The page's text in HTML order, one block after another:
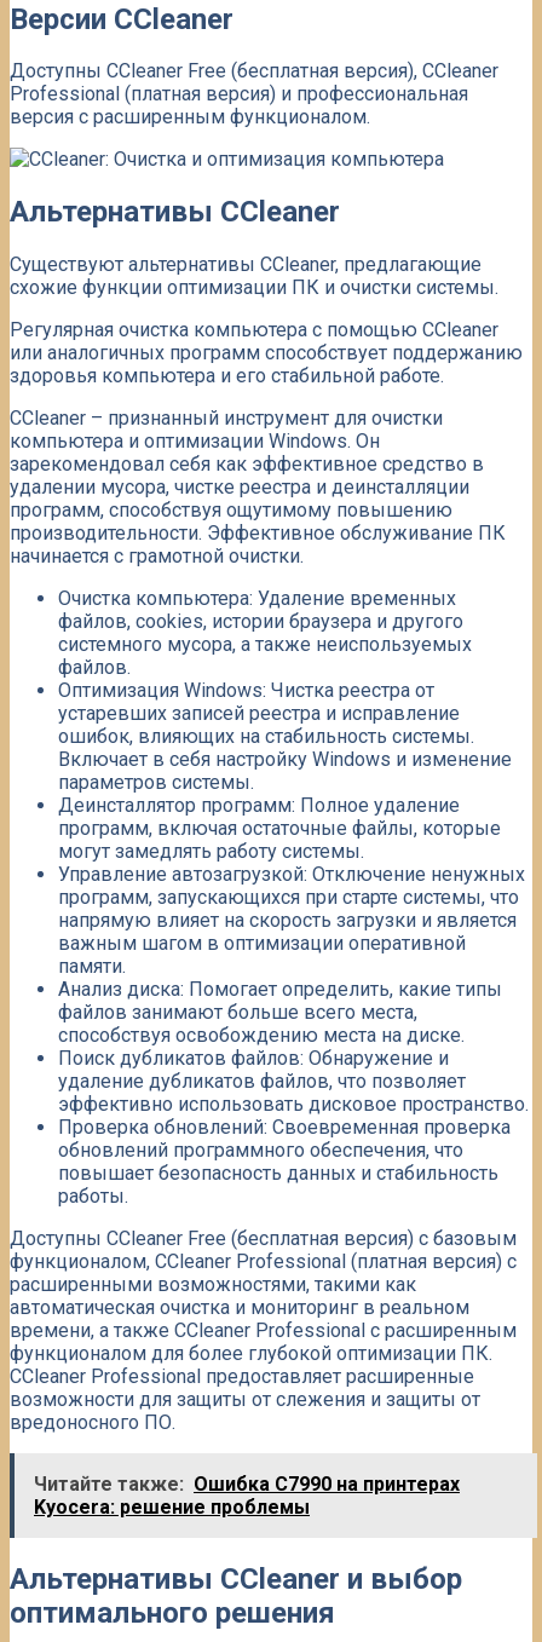
Версии CCleaner
Доступны CCleaner Free (бесплатная версия), CCleaner
Professional (платная версия) и профессиональная
версия с расширенным функционалом.
Альтернативы CCleaner
Существуют альтернативы CCleaner, предлагающие
схожие функции оптимизации ПК и очистки системы.
Регулярная очистка компьютера с помощью CCleaner
или аналогичных программ способствует поддержанию
здоровья компьютера и его стабильной работе.
CCleaner – признанный инструмент для очистки
компьютера и оптимизации Windows. Он
зарекомендовал себя как эффективное средство в
удалении мусора, чистке реестра и деинсталляции
программ, способствуя ощутимому повышению
производительности. Эффективное обслуживание ПК
начинается с грамотной очистки.
Очистка компьютера: Удаление временных
файлов, cookies, истории браузера и другого
системного мусора, а также неиспользуемых
файлов.
Оптимизация Windows: Чистка реестра от
устаревших записей реестра и исправление
ошибок, влияющих на стабильность системы.
Включает в себя настройку Windows и изменение
параметров системы.
Деинсталлятор программ: Полное удаление
программ, включая остаточные файлы, которые
могут замедлять работу системы.
Управление автозагрузкой: Отключение ненужных
программ, запускающихся при старте системы, что
напрямую влияет на скорость загрузки и является
важным шагом в оптимизации оперативной
памяти.
Анализ диска: Помогает определить, какие типы
файлов занимают больше всего места,
способствуя освобождению места на диске.
Поиск дубликатов файлов: Обнаружение и
удаление дубликатов файлов, что позволяет
эффективно использовать дисковое пространство.
Проверка обновлений: Своевременная проверка
обновлений программного обеспечения, что
повышает безопасность данных и стабильность
работы.
Доступны CCleaner Free (бесплатная версия) с базовым
функционалом, CCleaner Professional (платная версия) с
расширенными возможностями, такими как
автоматическая очистка и мониторинг в реальном
времени, а также CCleaner Professional с расширенным
функционалом для более глубокой оптимизации ПК.
CCleaner Professional предоставляет расширенные
возможности для защиты от слежения и защиты от
вредоносного ПО.
Читайте также: Ошибка C7990 на принтерах
Kyocera: решение проблемы
Альтернативы CCleaner и выбор
оптимального решения